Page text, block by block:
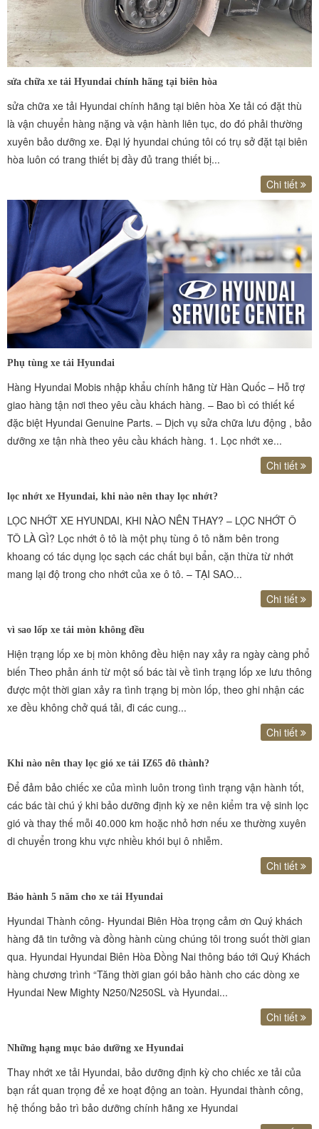
sửa chữa xe tải Hyundai chính hãng tại biên hòa
sửa chữa xe tải Hyundai chính hãng tại biên hòa Xe tải có đặt thù
là vận chuyển hàng nặng và vận hành liên tục, do đó phải thường
xuyên bảo dưỡng xe. Đại lý hyundai chúng tôi có trụ sở đặt tại biên
hòa luôn có trang thiết bị đầy đủ trang thiết bị...
Chi tiết
Phụ tùng xe tải Hyundai
Hàng Hyundai Mobis nhập khẩu chính hãng từ Hàn Quốc – Hỗ trợ
giao hàng tận nơi theo yêu cầu khách hàng. – Bao bì có thiết kế
đặc biệt Hyundai Genuine Parts. – Dịch vụ sửa chữa lưu động , bảo
dưỡng xe tận nhà theo yêu cầu khách hàng. 1. Lọc nhớt xe...
Chi tiết
lọc nhớt xe Hyundai, khi nào nên thay lọc nhớt?
LỌC NHỚT XE HYUNDAI, KHI NÀO NÊN THAY? – LỌC NHỚT Ô
TÔ LÀ GÌ? Lọc nhớt ô tô là một phụ tùng ô tô nằm bên trong
khoang có tác dụng lọc sạch các chất bụi bẩn, cặn thừa từ nhớt
mang lại độ trong cho nhớt của xe ô tô. – TẠI SAO...
Chi tiết
vì sao lốp xe tải mòn không đều
Hiện trạng lốp xe bị mòn không đều hiện nay xảy ra ngày càng phổ
biến Theo phản ánh từ một số bác tài về tình trạng lốp xe lưu thông
được một thời gian xảy ra tình trạng bị mòn lốp, theo ghi nhận các
xe đều không chở quá tải, đi các cung...
Chi tiết
Khi nào nên thay lọc gió xe tải IZ65 đô thành?
Để đảm bảo chiếc xe của mình luôn trong tình trạng vận hành tốt,
các bác tài chú ý khi bảo dưỡng định kỳ xe nên kiểm tra vệ sinh lọc
gió và thay thế mỗi 40.000 km hoặc nhỏ hơn nếu xe thường xuyên
di chuyển trong khu vực nhiều khói bụi ô nhiễm.
Chi tiết
Bảo hành 5 năm cho xe tải Hyundai
Hyundai Thành công- Hyundai Biên Hòa trọng cảm ơn Quý khách
hàng đã tin tưởng và đồng hành cùng chúng tôi trong suốt thời gian
qua. Hyundai Hyundai Biên Hòa Đồng Nai thông báo tới Quý Khách
hàng chương trình “Tăng thời gian gói bảo hành cho các dòng xe
Hyundai New Mighty N250/N250SL và Hyundai...
Chi tiết
Những hạng mục bảo dưỡng xe Hyundai
Thay nhớt xe tải Hyundai, bảo dưỡng định kỳ cho chiếc xe tải của
bạn rất quan trọng để xe hoạt động an toàn. Hyundai thành công,
hệ thống bảo trì bảo dưỡng chính hãng xe Hyundai